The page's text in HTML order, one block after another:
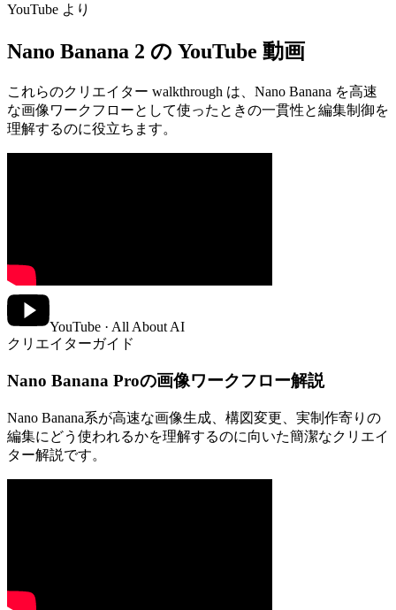
YouTube より
Nano Banana 2 の YouTube 動画
これらのクリエイター walkthrough は、Nano Banana を高速
な画像ワークフローとして使ったときの一貫性と編集制御を
理解するのに役立ちます。
YouTube · All About AI
クリエイターガイド
Nano Banana Proの画像ワークフロー解説
Nano Banana系が高速な画像生成、構図変更、実制作寄りの
編集にどう使われるかを理解するのに向いた簡潔なクリエイ
ター解説です。